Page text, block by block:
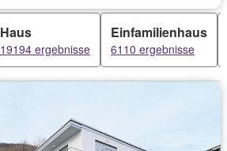
Haus
19194 ergebnisse
Einfamilienhaus
6110 ergebnisse